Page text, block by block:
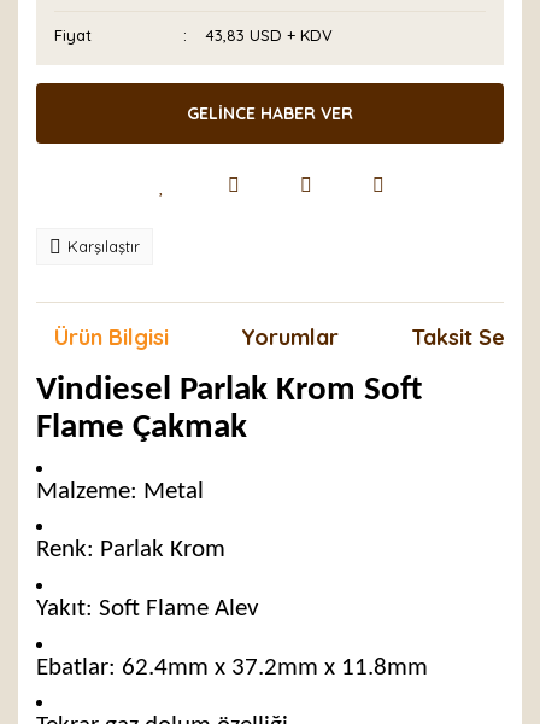
Fiyat 43,83 USD + KDV
GELİNCE HABER VER
Karşılaştır
Ürün Bilgisi Yorumlar Taksit
Vindiesel Parlak Krom Soft
Flame Çakmak
Malzeme: Metal
Renk: Parlak Krom
Yakıt: Soft Flame Alev
Ebatlar: 62.4mm x 37.2mm x 11.8mm